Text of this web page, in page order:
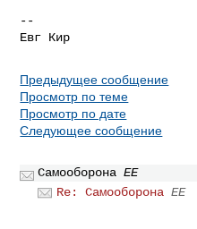
--
Евг Кир
Предыдущее сообщение
Просмотр по теме
Просмотр по дате
Следующее сообщение
Самооборона ЕE
Re: Самооборона ЕE